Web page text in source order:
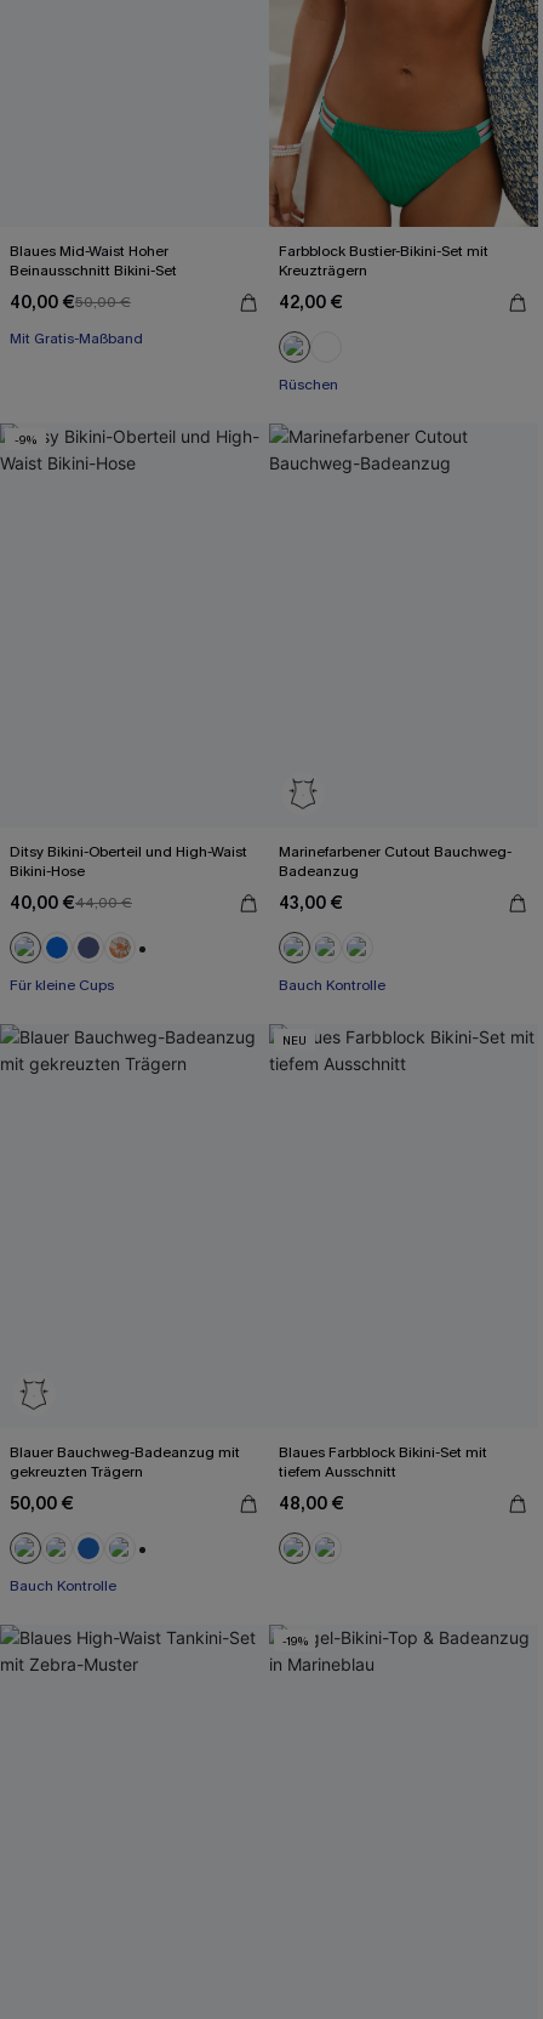
Blaues Mid-Waist Hoher
Beinausschnitt Bikini-Set
40,00 €50,00 €
Mit Gratis-Maßband
Farbblock Bustier-Bikini-Set mit
Kreuzträgern
42,00 €
Rüschen
-9%
Ditsy Bikini-Oberteil und High-Waist
Bikini-Hose
40,00 €44,00 €
Für kleine Cups
Marinefarbener Cutout Bauchweg-
Badeanzug
43,00 €
Bauch Kontrolle
Blauer Bauchweg-Badeanzug mit
gekreuzten Trägern
50,00 €
Bauch Kontrolle
NEU
Blaues Farbblock Bikini-Set mit
tiefem Ausschnitt
48,00 €
-19%